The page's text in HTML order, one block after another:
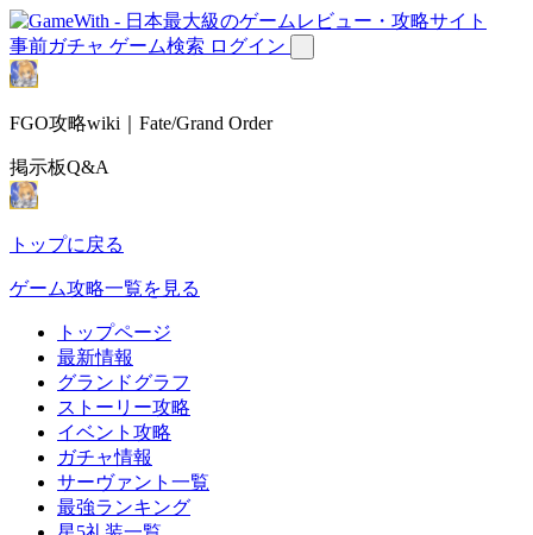
事前ガチャ ゲーム検索 ログイン
FGO攻略wiki｜Fate/Grand Order
掲示板Q&A
トップに戻る
ゲーム攻略一覧を見る
トップページ
最新情報
グランドグラフ
ストーリー攻略
イベント攻略
ガチャ情報
サーヴァント一覧
最強ランキング